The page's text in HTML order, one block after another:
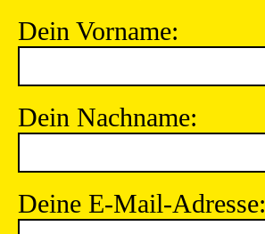
Dein Vorname:
Dein Nachname:
Deine E-Mail-Adresse: